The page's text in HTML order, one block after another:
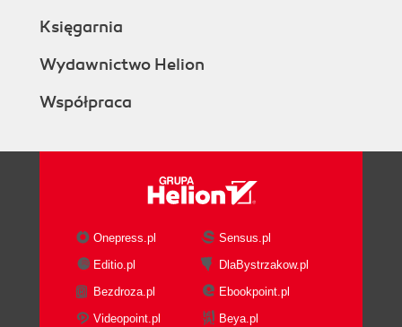
Księgarnia
Wydawnictwo Helion
Współpraca
Onepress.pl
Sensus.pl
Editio.pl
DlaBystrzakow.pl
Bezdroza.pl
Ebookpoint.pl
Videopoint.pl
Beya.pl